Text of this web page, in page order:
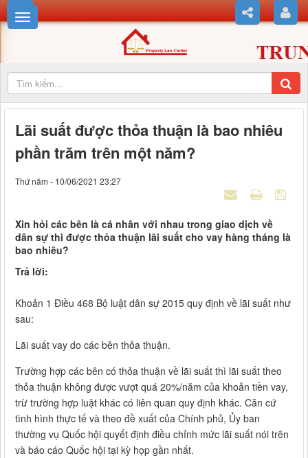
Lãi suất được thỏa thuận là bao nhiêu
phần trăm trên một năm?
Thứ năm - 10/06/2021 23:27
Xin hỏi các bên là cá nhân với nhau trong giao dịch về
dân sự thì được thỏa thuận lãi suất cho vay hàng tháng là
bao nhiêu?
Trả lời:
Khoản 1 Điều 468 Bộ luật dân sự 2015 quy định về lãi suất như
sau:
Lãi suất vay do các bên thỏa thuận.
Trường hợp các bên có thỏa thuận về lãi suất thì lãi suất theo
thỏa thuận không được vượt quá 20%/năm của khoản tiền vay,
trừ trường hợp luật khác có liên quan quy định khác. Căn cứ
tình hình thực tế và theo đề xuất của Chính phủ, Ủy ban
thường vụ Quốc hội quyết định điều chỉnh mức lãi suất nói trên
và báo cáo Quốc hội tại kỳ họp gần nhất.